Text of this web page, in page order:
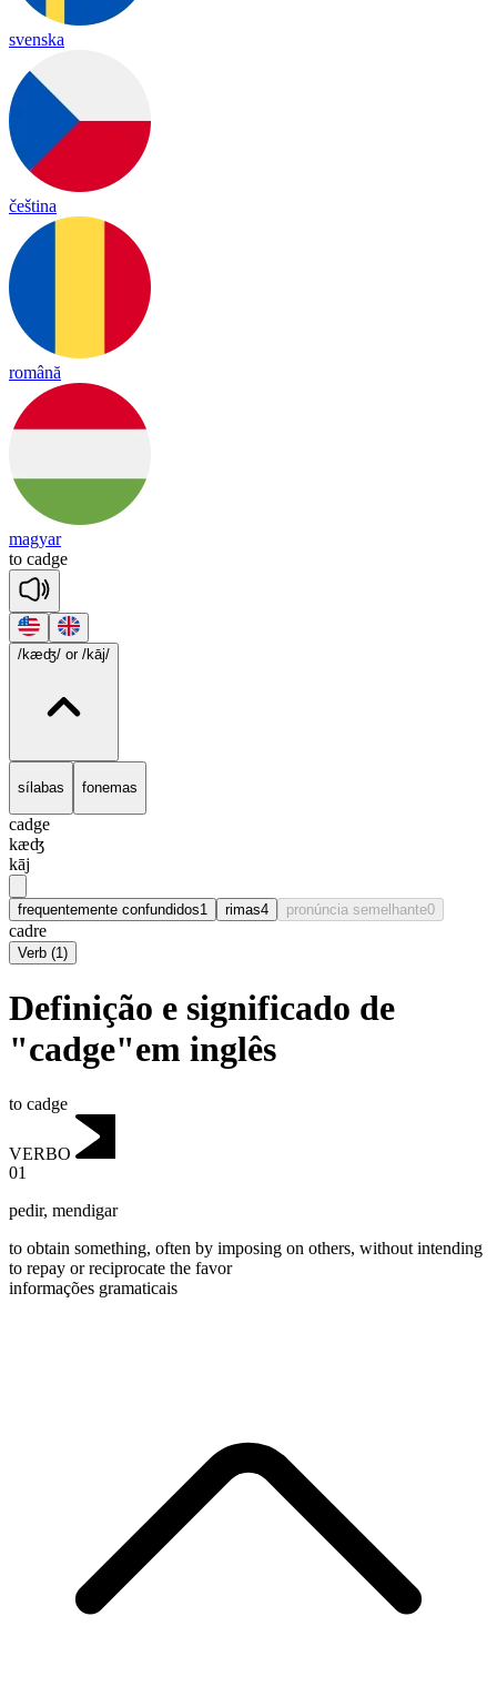
svenska
čeština
română
magyar
to cadge
/kæʤ/ or /kāj/
sílabas fonemas
cadge
kæʤ
kāj
frequentemente confundidos1 rimas4 pronúncia semelhante0
cadre
Verb (1)
Definição e significado de
"cadge"em inglês
to cadge
VERBO
01
pedir, mendigar
to obtain something, often by imposing on others, without intending
to repay or reciprocate the favor
informações gramaticais